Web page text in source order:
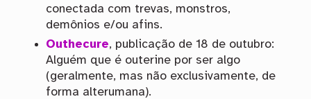
conectada com trevas, monstros,
demônios e/ou afins.
Outhecure, publicação de 18 de outubro:
Alguém que é outerine por ser algo
(geralmente, mas não exclusivamente, de
forma alterumana).